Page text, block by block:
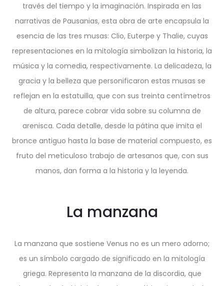
través del tiempo y la imaginación. Inspirada en las
narrativas de Pausanias, esta obra de arte encapsula la
esencia de las tres musas: Clio, Euterpe y Thalie, cuyas
representaciones en la mitología simbolizan la historia, la
música y la comedia, respectivamente. La delicadeza, la
gracia y la belleza que personificaron estas musas se
reflejan en la estatuilla, que con sus treinta centímetros
de altura, parece cobrar vida sobre su columna de
arenisca. Cada detalle, desde la pátina que imita el
bronce antiguo hasta la base de material compuesto, es
fruto del meticuloso trabajo de artesanos que, con sus
manos, dan forma a la historia y la leyenda.
La manzana
La manzana que sostiene Venus no es un mero adorno;
es un símbolo cargado de significado en la mitología
griega. Representa la manzana de la discordia, que